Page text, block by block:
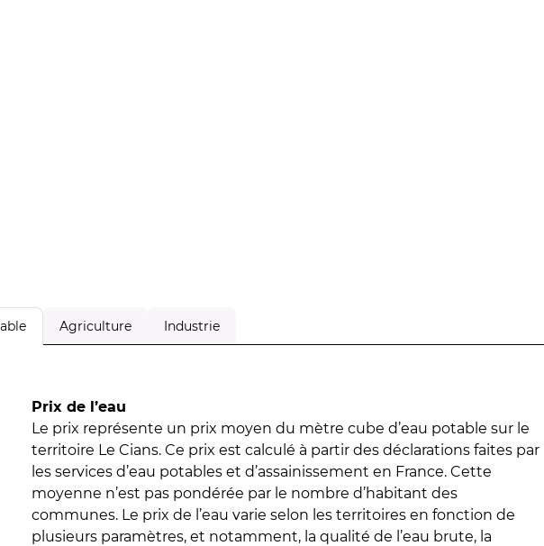
Agriculture Industrie
Prix de l’eau
Le prix représente un prix moyen du mètre cube d’eau potable sur le
territoire Le Cians. Ce prix est calculé à partir des déclarations faites par
les services d’eau potables et d’assainissement en France. Cette
moyenne n’est pas pondérée par le nombre d’habitant des
communes. Le prix de l’eau varie selon les territoires en fonction de
plusieurs paramètres, et notamment, la qualité de l’eau brute, la